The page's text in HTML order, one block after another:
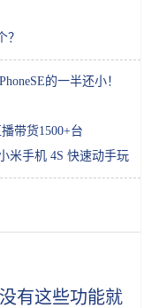
？
的一半还小！
带货1500+台
米手机 4S 快速动手玩
，轻松养出好气质！
有这些功能就